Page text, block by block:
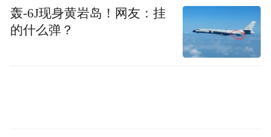
轰-6J现身黄岩岛！网友：挂
的什么弹？